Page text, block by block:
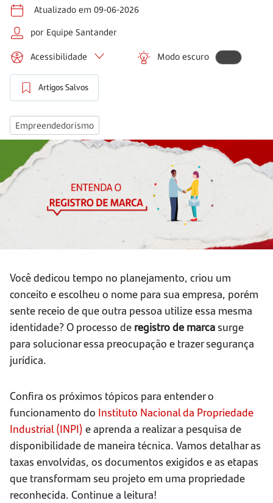
Atualizado em 09-06-2026
por Equipe Santander
Acessibilidade Modo escuro
Artigos Salvos
Empreendedorismo
Você dedicou tempo no planejamento, criou um
conceito e escolheu o nome para sua empresa, porém
sente receio de que outra pessoa utilize essa mesma
identidade? O processo de registro de marca surge
para solucionar essa preocupação e trazer segurança
jurídica.
Confira os próximos tópicos para entender o
funcionamento do Instituto Nacional da Propriedade
Industrial (INPI) e aprenda a realizar a pesquisa de
disponibilidade de maneira técnica. Vamos detalhar as
taxas envolvidas, os documentos exigidos e as etapas
que transformam seu projeto em uma propriedade
reconhecida. Continue a leitura!